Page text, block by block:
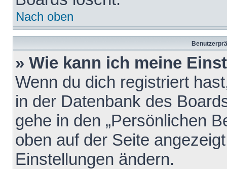
Nach oben
» Wie kann ich meine
Wenn du dich registriert
in der Datenbank des
gehe in den „Persönlichen
oben auf der Seite
Einstellungen ändern.